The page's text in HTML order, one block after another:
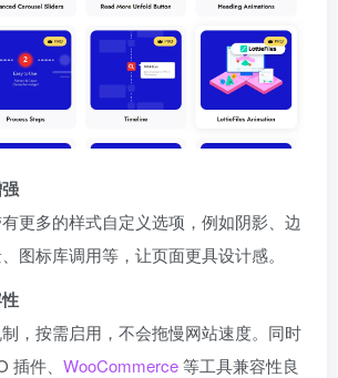
更多的样式自定义选项，例如阴影、边
图标库调用等，让页面更具设计感。
，按需启用，不会拖慢网站速度。同时
插件、 WooCommerce等工具兼容性良